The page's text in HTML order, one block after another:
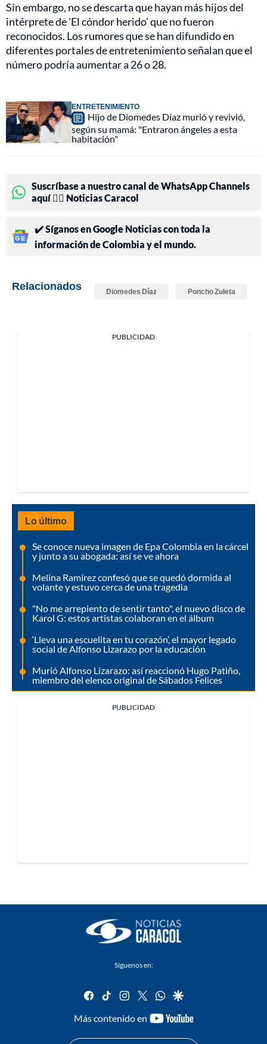
Sin embargo, no se descarta que hayan más hijos del
intérprete de 'El cóndor herido' que no fueron
reconocidos. Los rumores que se han difundido en
diferentes portales de entretenimiento señalan que el
número podría aumentar a 26 o 28.
ENTRETENIMIENTO
Hijo de Diomedes Díaz murió y revivió,
según su mamá: "Entraron ángeles a esta
habitación"
Suscríbase a nuestro canal de WhatsApp Channels
aquí 👉🏻 Noticias Caracol
✔️ Síganos en Google Noticias con toda la
información de Colombia y el mundo.
Relacionados Diomedes Díaz Poncho Zuleta
PUBLICIDAD
Lo último
Se conoce nueva imagen de Epa Colombia en la cárcel
y junto a su abogada: así se ve ahora
Melina Ramírez confesó que se quedó dormida al
volante y estuvo cerca de una tragedia
"No me arrepiento de sentir tanto", el nuevo disco de
Karol G: estos artistas colaboran en el álbum
‘Lleva una escuelita en tu corazón’, el mayor legado
social de Alfonso Lizarazo por la educación
Murió Alfonso Lizarazo: así reaccionó Hugo Patiño,
miembro del elenco original de Sábados Felices
PUBLICIDAD
Síguenos en:
facebook
tiktok instagram
twitterwhatsapp
google
Más contenido en
youtube-